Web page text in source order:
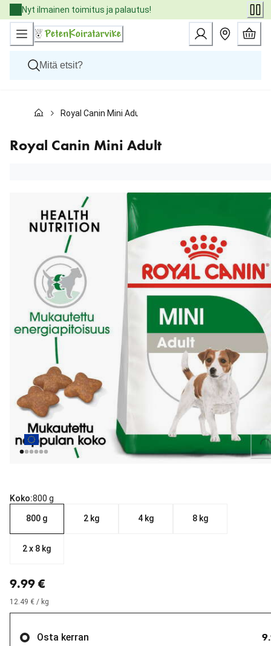
Skip
to
Content
Nyt ilmainen toimitus ja palautus!
Kissat
Eläinlääkäriruoat
Tuotemerkit
Royal Canin Mini Adult
Royal Canin Mini Adult
Loading...
Koko:800 g
800 g 2 kg 4 kg 8 kg
2 x 8 kg
9.99 €
12.49 € / kg
Osta kerran